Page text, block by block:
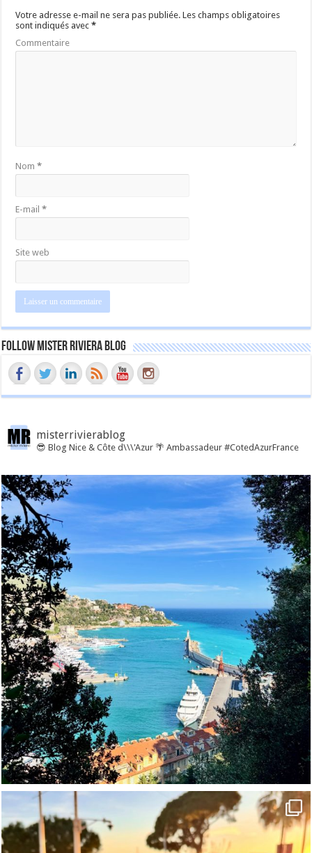
Votre adresse e-mail ne sera pas publiée. Les champs obligatoires
sont indiqués avec*
Commentaire
Nom*
E-mail*
Site web
Follow Mister Riviera Blog
misterrivierablog
😎 Blog Nice & Côte d\\\'Azur 🌴 Ambassadeur #CotedAzurFrance